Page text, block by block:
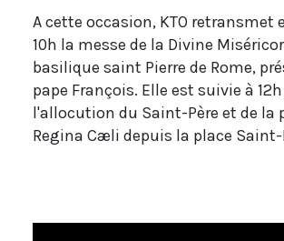
A cette occasion, KTO retransmet
10h la messe de la Divine
basilique saint Pierre de Rome,
pape François. Elle est suivie à
l'allocution du Saint-Père et de la
Regina Cæli depuis la place Saint-